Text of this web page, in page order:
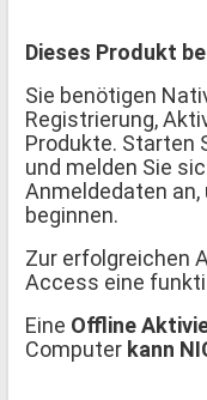
Dieses Produkt
Sie benötigen
Registrierung,
Produkte. Starten
und melden Sie
Anmeldedaten
beginnen.
Zur erfolgreichen
Access eine
Eine Offline
Computer kann